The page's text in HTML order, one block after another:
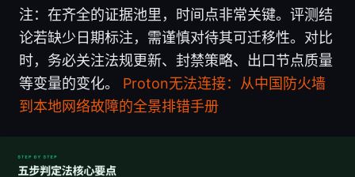
注：在齐全的证据池里，时间点非常关键。评测结
论若缺少日期标注，需谨慎对待其可迁移性。对比
时，务必关注法规更新、封禁策略、出口节点质量
等变量的变化。 Proton无法连接：从中国防火墙
到本地网络故障的全景排错手册